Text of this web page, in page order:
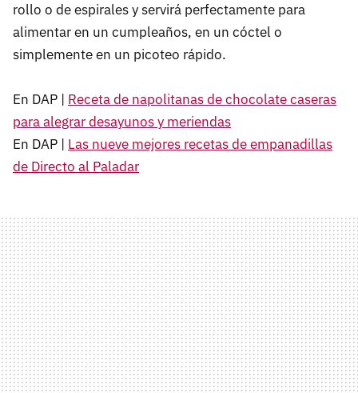
rollo o de espirales y servirá perfectamente para
alimentar en un cumpleaños, en un cóctel o
simplemente en un picoteo rápido.
En DAP | Receta de napolitanas de chocolate caseras
para alegrar desayunos y meriendas
En DAP | Las nueve mejores recetas de empanadillas
de Directo al Paladar